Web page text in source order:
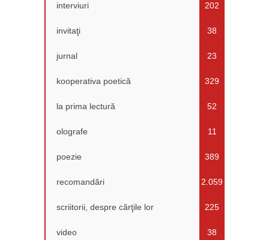
interviuri 202
invitaţi 38
jurnal 23
kooperativa poetică 329
la prima lectură 52
olografe 11
poezie 389
recomandări 2.059
scriitorii, despre cărţile lor 225
video 38